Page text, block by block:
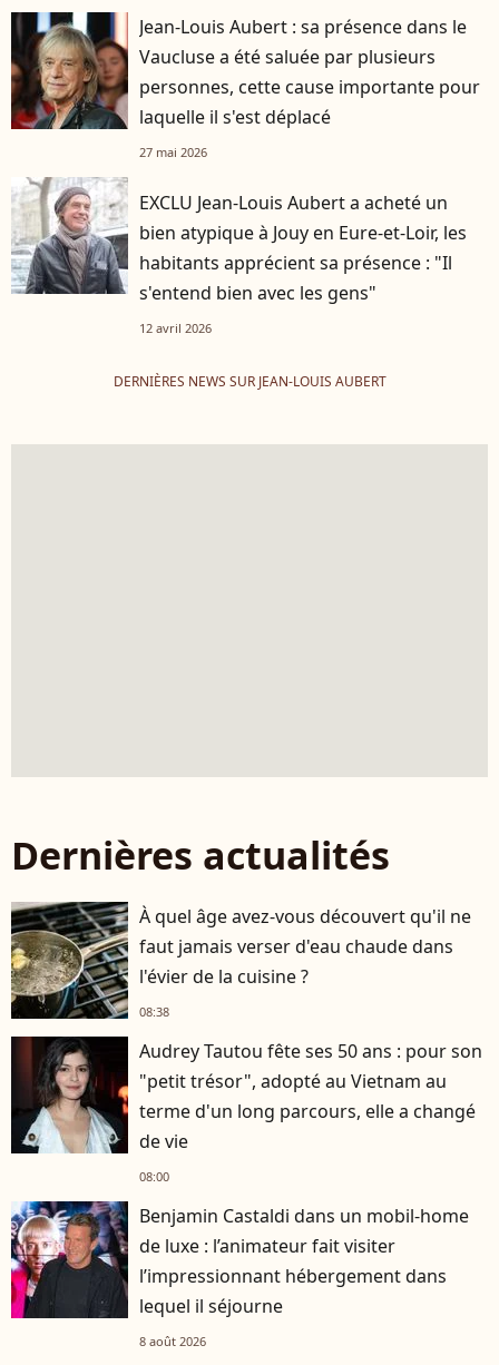
Jean-Louis Aubert : sa présence dans le
Vaucluse a été saluée par plusieurs
personnes, cette cause importante pour
laquelle il s'est déplacé
27 mai 2026
EXCLU Jean-Louis Aubert a acheté un
bien atypique à Jouy en Eure-et-Loir, les
habitants apprécient sa présence : "Il
s'entend bien avec les gens"
12 avril 2026
DERNIÈRES NEWS SUR JEAN-LOUIS AUBERT
Dernières actualités
À quel âge avez-vous découvert qu'il ne
faut jamais verser d'eau chaude dans
l'évier de la cuisine ?
08:38
Audrey Tautou fête ses 50 ans : pour son
"petit trésor", adopté au Vietnam au
terme d'un long parcours, elle a changé
de vie
08:00
Benjamin Castaldi dans un mobil-home
de luxe : l’animateur fait visiter
l’impressionnant hébergement dans
lequel il séjourne
8 août 2026